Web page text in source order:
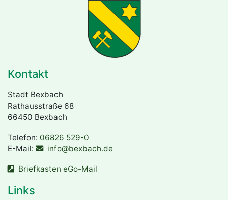
Kontakt
Stadt Bexbach
Rathausstraße 68
66450 Bexbach
Telefon: 06826 529-0
E-Mail:
info@bexbach.de
Briefkasten eGo-Mail
Links